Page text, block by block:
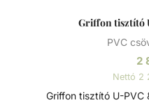
Griffon tisztító
PVC
2
Nettó 2
Griffon tisztító U-PVC & ABS